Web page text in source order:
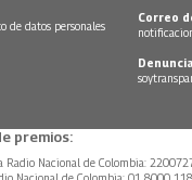
de datos personales
Correo
premios:
Radio Nacional de Colombia: